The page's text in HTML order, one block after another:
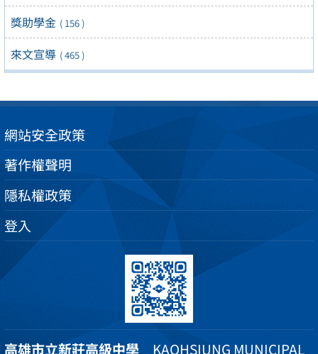
獎助學金 ( 156 )
來文宣導 ( 465 )
網站安全政策
著作權聲明
隱私權政策
登入
高雄市立新莊高級中學 KAOHSIUNG MUNICIPAL